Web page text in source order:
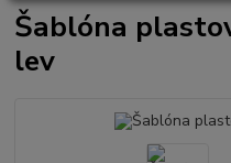
Šablóna
lev